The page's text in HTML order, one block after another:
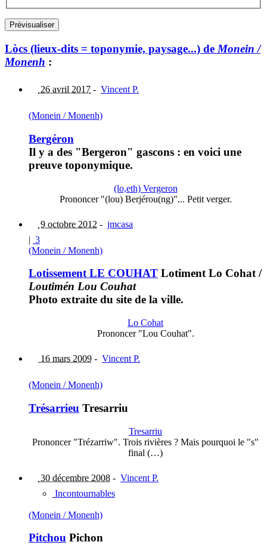
Lòcs (lieux-dits = toponymie, paysage...) de Monein /
Monenh :
26 avril 2017 - Vincent P.
(Monein / Monenh)
Bergéron
Il y a des "Bergeron" gascons : en voici une
preuve toponymique.
(lo,eth) Vergeron
Prononcer "(lou) Berjérou(ng)"... Petit verger.
9 octobre 2012 - jmcasa
| 3
(Monein / Monenh)
Lotissement LE COUHAT Lotiment Lo Cohat/
Loutimén Lou Couhat
Photo extraite du site de la ville.
Lo Cohat
Prononcer "Lou Couhat".
16 mars 2009 - Vincent P.
(Monein / Monenh)
Trésarrieu Tresarriu
Tresarriu
Prononcer "Trézarriw". Trois rivières ? Mais pourquoi le "s"
final (…)
30 décembre 2008 - Vincent P.
Incontournables
(Monein / Monenh)
Pitchou Pichon